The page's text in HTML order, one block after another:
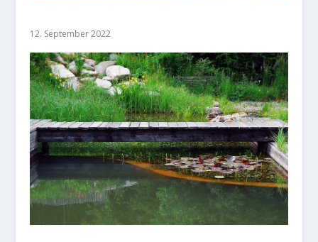
12. September 2022